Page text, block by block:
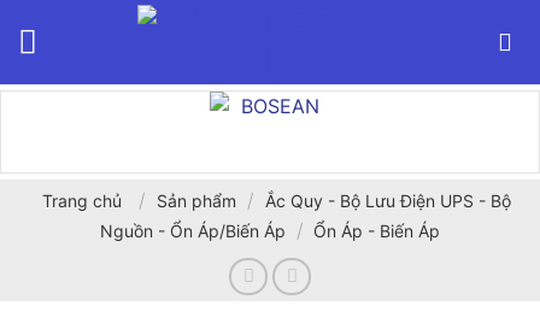
Trang chủ / Sản phẩm /
Ắc Quy - Bộ Lưu Điện UPS - Bộ
Nguồn - Ổn Áp/Biến Áp
/ Ổn Áp - Biến Áp